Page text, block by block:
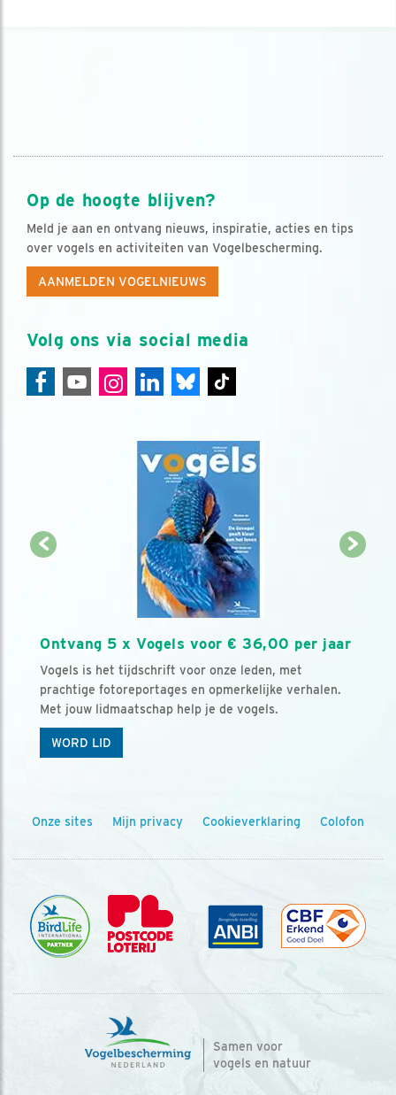
Op de hoogte blijven?
Meld je aan en ontvang nieuws, inspiratie, acties en tips
over vogels en activiteiten van Vogelbescherming.
AANMELDEN VOGELNIEUWS
Volg ons via social media
Ontvang 5 x Vogels voor € 36,00 per jaar
Vogels is het tijdschrift voor onze leden, met
prachtige fotoreportages en opmerkelijke verhalen.
Met jouw lidmaatschap help je de vogels.
WORD LID
Onze sites Mijn privacy Cookieverklaring Colofon
Samen voor
vogels en natuur